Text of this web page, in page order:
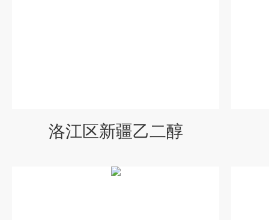
洛江区新疆乙二醇